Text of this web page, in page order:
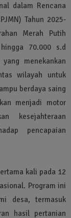
dalam Rencana
Tahun 2025-
Merah Putih
70.000 s.d
menekankan
wilayah untuk
berdaya saing
menjadi motor
kesejahteraan
pencapaian
kali pada 12
Program ini
desa, termasuk
hasil pertanian